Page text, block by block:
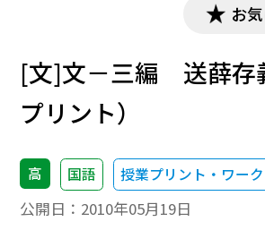
お
[文]文－三編 送薛存
プリント）
高 国語 授業プリント・ワー
公開日： 2010年05月19日